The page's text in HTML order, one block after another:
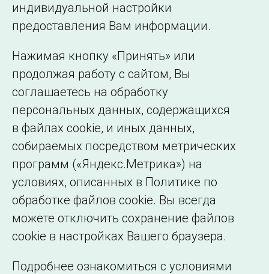
©2005–2026 АО «СО ЕЭС»
Филиалы и
представительства
образовательной
организации
индивидуальной настройки
предоставления Вам информации.
Нажимая кнопку «Принять» или
продолжая работу с сайтом, Вы
соглашаетесь на обработку
персональных данных, содержащихся
в файлах cookie, и иных данных,
собираемых посредством метрических
программ («Яндекс.Метрика») на
условиях, описанных в Политике по
обработке файлов cookie. Вы всегда
можете отключить сохранение файлов
cookie в настройках Вашего браузера.
Подробнее ознакомиться с условиями